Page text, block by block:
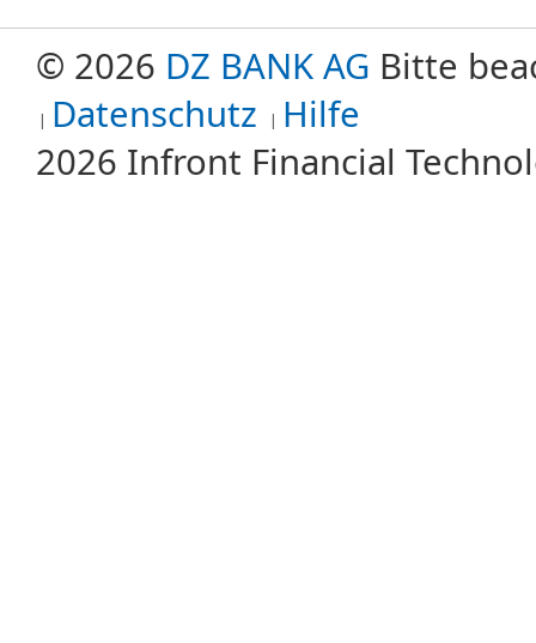
© 2026 DZ BANK AG Bitte
Datenschutz Hilfe
2026 Infront Financial